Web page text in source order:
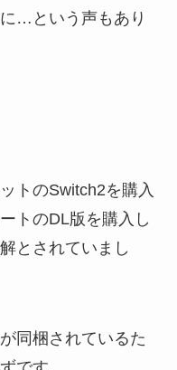
…という声もあり
トのSwitch2を購入
トのDL版を購入し
とされていまし
同梱されているた